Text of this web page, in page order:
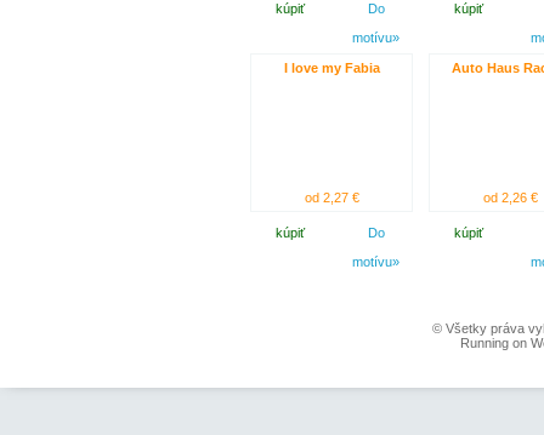
kúpiť
Do
motívu»
kúpiť
I love my Fabia
od 2,27 €
kúpiť
Do
motívu»
Auto Haus
od 2,26 €
kúpiť
© Všetky práva
Running on